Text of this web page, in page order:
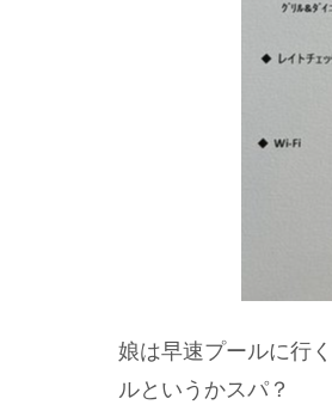
娘は早速プールに行
ルというかスパ？